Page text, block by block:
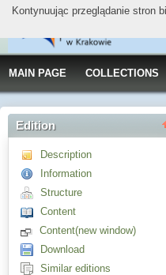
MAIN PAGE COLLECTIONS
Edition
Description
Information
Structure
Content
Content(new window)
Download
Similar editions
Kontynuując przeglądanie stron